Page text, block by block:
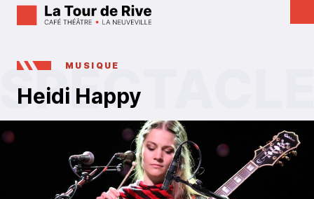
MUSIQUE
Heidi Happy